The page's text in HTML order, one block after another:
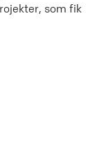
som fik